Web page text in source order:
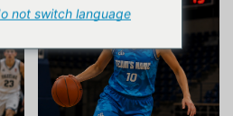
not switch language